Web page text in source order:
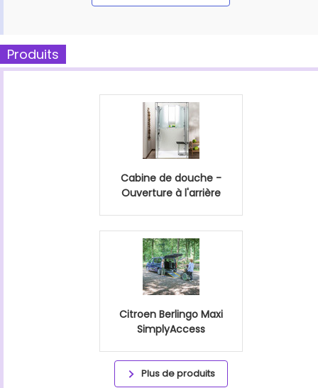
Produits
Cabine de douche -
Ouverture à l'arrière
Citroen Berlingo Maxi
SimplyAccess
Plus de produits